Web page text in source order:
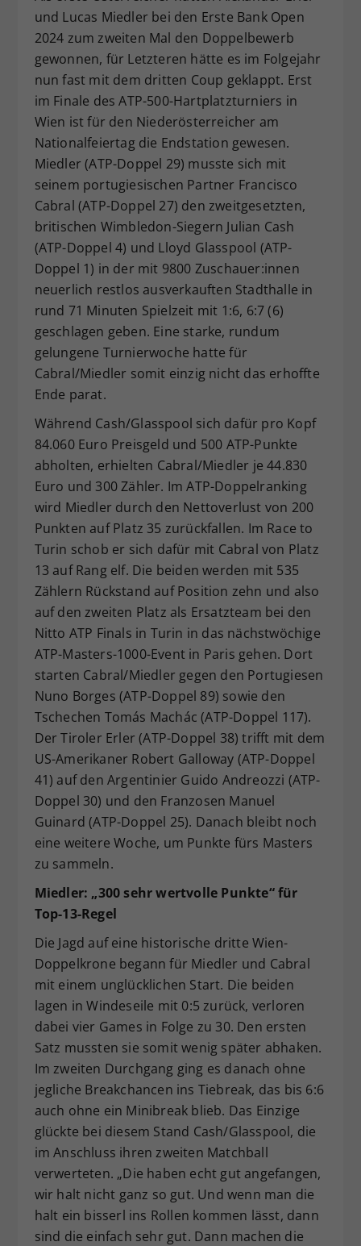
und Lucas Miedler bei den Erste Bank Open
2024 zum zweiten Mal den Doppelbewerb
gewonnen, für Letzteren hätte es im Folgejahr
nun fast mit dem dritten Coup geklappt. Erst
im Finale des ATP-500-Hartplatzturniers in
Wien ist für den Niederösterreicher am
Nationalfeiertag die Endstation gewesen.
Miedler (ATP-Doppel 29) musste sich mit
seinem portugiesischen Partner Francisco
Cabral (ATP-Doppel 27) den zweitgesetzten,
britischen Wimbledon-Siegern Julian Cash
(ATP-Doppel 4) und Lloyd Glasspool (ATP-
Doppel 1) in der mit 9800 Zuschauer:innen
neuerlich restlos ausverkauften Stadthalle in
rund 71 Minuten Spielzeit mit 1:6, 6:7 (6)
geschlagen geben. Eine starke, rundum
gelungene Turnierwoche hatte für
Cabral/Miedler somit einzig nicht das erhoffte
Ende parat.
Während Cash/Glasspool sich dafür pro Kopf
84.060 Euro Preisgeld und 500 ATP-Punkte
abholten, erhielten Cabral/Miedler je 44.830
Euro und 300 Zähler. Im ATP-Doppelranking
wird Miedler durch den Nettoverlust von 200
Punkten auf Platz 35 zurückfallen. Im Race to
Turin schob er sich dafür mit Cabral von Platz
13 auf Rang elf. Die beiden werden mit 535
Zählern Rückstand auf Position zehn und also
auf den zweiten Platz als Ersatzteam bei den
Nitto ATP Finals in Turin in das nächstwöchige
ATP-Masters-1000-Event in Paris gehen. Dort
starten Cabral/Miedler gegen den Portugiesen
Nuno Borges (ATP-Doppel 89) sowie den
Tschechen Tomás Machác (ATP-Doppel 117).
Der Tiroler Erler (ATP-Doppel 38) trifft mit dem
US-Amerikaner Robert Galloway (ATP-Doppel
41) auf den Argentinier Guido Andreozzi (ATP-
Doppel 30) und den Franzosen Manuel
Guinard (ATP-Doppel 25). Danach bleibt noch
eine weitere Woche, um Punkte fürs Masters
zu sammeln.
Miedler: „300 sehr wertvolle Punkte“ für
Top-13-Regel
Die Jagd auf eine historische dritte Wien-
Doppelkrone begann für Miedler und Cabral
mit einem unglücklichen Start. Die beiden
lagen in Windeseile mit 0:5 zurück, verloren
dabei vier Games in Folge zu 30. Den ersten
Satz mussten sie somit wenig später abhaken.
Im zweiten Durchgang ging es danach ohne
jegliche Breakchancen ins Tiebreak, das bis 6:6
auch ohne ein Minibreak blieb. Das Einzige
glückte bei diesem Stand Cash/Glasspool, die
im Anschluss ihren zweiten Matchball
verwerteten. „Die haben echt gut angefangen,
wir halt nicht ganz so gut. Und wenn man die
halt ein bisserl ins Rollen kommen lässt, dann
sind die einfach sehr gut. Dann machen die
Zweck
Dieser Wert speichert Ihre Consent-
Einstellungen. Unter anderem eine
zufällig generierte ID, für die
historische Speicherung Ihrer
vorgenommen Einstellungen, falls der
Webseiten-Betreiber dies eingestellt
hat.